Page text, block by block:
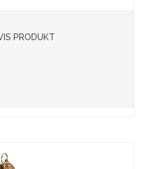
PRODUKT